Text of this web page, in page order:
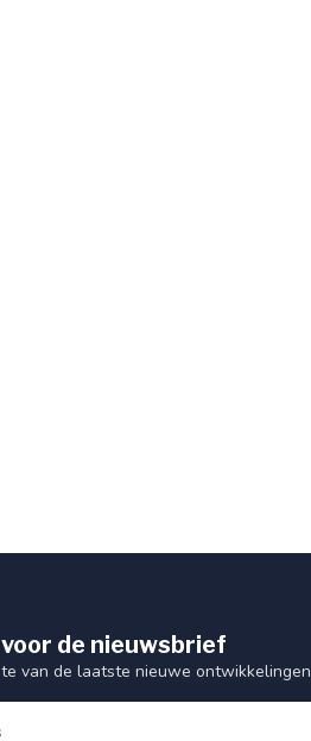
de nieuwsbrief
van de laatste nieuwe ontwikkelingen